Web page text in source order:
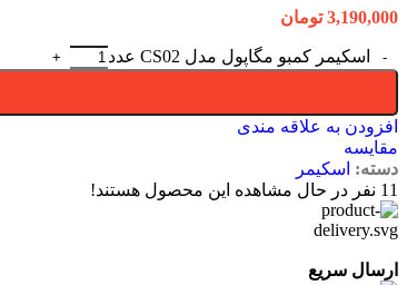
3,190,000 تومان
اسکیمر کمبو مگاپول مدل CS02 عدد
افزودن به علاقه مندی
مقایسه
دسته: اسکیمر
11 نفر در حال مشاهده این محصول هستند!
ارسال سریع